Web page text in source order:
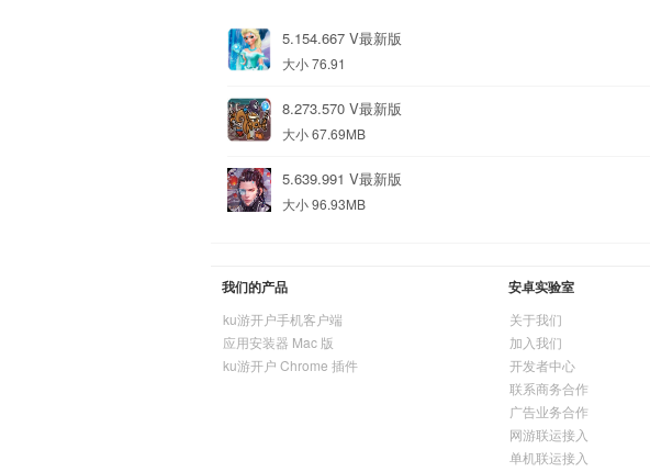
5.154.667 V最新版
大小 76.91
8.273.570 V最新版
大小 67.69MB
5.639.991 V最新版
大小 96.93MB
我们的产品
ku游开户手机客户端
应用安装器 Mac 版
ku游开户 Chrome 插件
安卓实验室
关于我们
加入我们
开发者中心
联系商务合作
广告业务合作
网游联运接入
单机联运接入